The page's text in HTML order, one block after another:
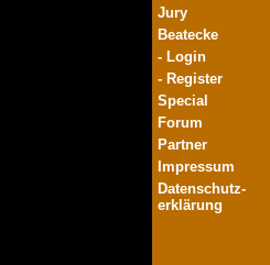
Jury
Beatecke
- Login
- Register
Special
Forum
Partner
Impressum
Datenschutz-
erklärung